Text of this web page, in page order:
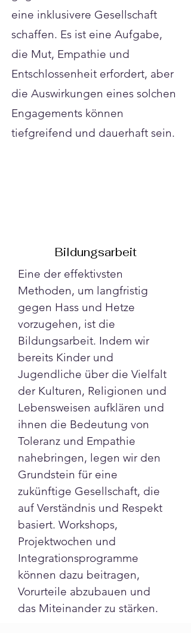
eine inklusivere Gesellschaft
schaffen. Es ist eine Aufgabe,
die Mut, Empathie und
Entschlossenheit erfordert, aber
die Auswirkungen eines solchen
Engagements können
tiefgreifend und dauerhaft sein.
Bildungsarbeit
Eine der effektivsten
Methoden, um langfristig
gegen Hass und Hetze
vorzugehen, ist die
Bildungsarbeit. Indem wir
bereits Kinder und
Jugendliche über die Vielfalt
der Kulturen, Religionen und
Lebensweisen aufklären und
ihnen die Bedeutung von
Toleranz und Empathie
nahebringen, legen wir den
Grundstein für eine
zukünftige Gesellschaft, die
auf Verständnis und Respekt
basiert. Workshops,
Projektwochen und
Integrationsprogramme
können dazu beitragen,
Vorurteile abzubauen und
das Miteinander zu stärken.